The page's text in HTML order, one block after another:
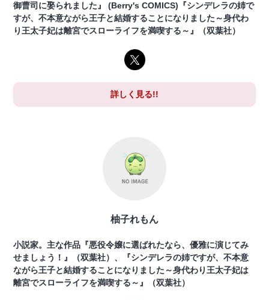
御曹司に娶られました』 (Berry's COMICS)『シンデレラの姉で
すが、不本意ながら王子と結婚することになりました～身代わ
り王太子妃は離宮でスローライフを満喫する～』（双葉社）
詳しく見る!!
柚子れもん
小説家。主な作品『悪役令嬢に選ばれたなら、優雅に演じてみ
せましょう！』（双葉社）、『シンデレラの姉ですが、不本意
ながら王子と結婚することになりました～身代わり王太子妃は
離宮でスローライフを満喫する～』（双葉社）